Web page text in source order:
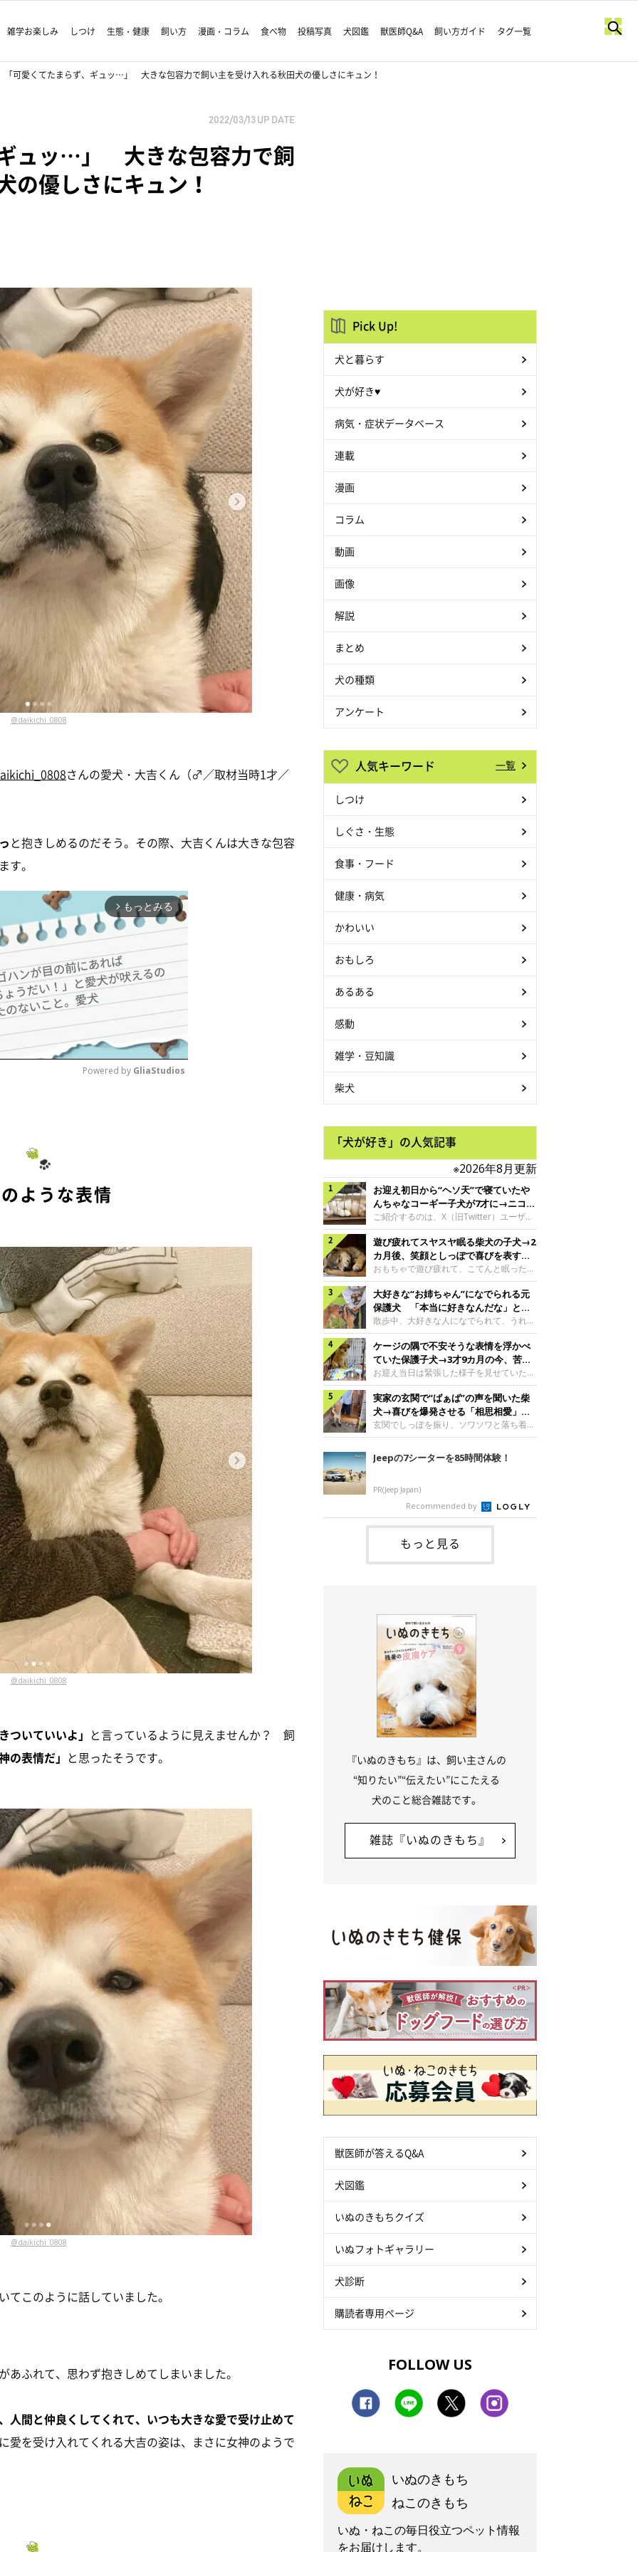
雑学お楽しみ しつけ 生態・健康 飼い方 漫画・コラム 食べ物 投稿写真 犬図鑑 獣医師Q&A 飼い方ガイド タグ一覧
「可愛くてたまらず、ギュッ…」 大きな包容力で飼い主を受け入れる秋田犬の優しさにキュン！
2022/03/13 UP DATE
ュッ…」 大きな包容力で飼
の優しさにキュン！
@daikichi_0808
さんの愛犬・大吉くん（♂／取材当時1才／
と抱きしめるのだそう。その際、大吉くんは大きな包容
す。
arrow_forward_ios もっとみる
Powered by GliaStudios
ような表情
@daikichi_0808
ついていいよ」 と言っているように見えませんか？ 飼
の表情だ」 と思ったそうです。
@daikichi_0808
このように話していました。
ふれて、思わず抱きしめてしまいました。
人間と仲良くしてくれて、いつも大きな愛で受け止めて
愛を受け入れてくれる大吉の姿は、まさに女神のようで
Pick Up!
犬と暮らす
犬が好き♥
病気・症状データベース
連載
漫画
コラム
動画
画像
解説
まとめ
犬の種類
アンケート
人気キーワード 一覧
しつけ
しぐさ・生態
食事・フード
健康・病気
かわいい
おもしろ
あるある
感動
雑学・豆知識
柴犬
「犬が好き」の人気記事
※2026年8月更新
お迎え初日から“ヘソ天”で寝ていたや
んちゃなコーギー子犬が7才に→ニコニ
コ“コーギースマイル”が魅力のコに成
長！
ご紹介するのは、X（旧Twitter）ユーザー
＠Kus1oKg2vsgdWS2さんの愛犬でウェル
シュ・コーギー・ペンブロークの神楽ちゃ
ん。今年の8月で7才になるという神楽ちゃ
んですが、いったいどんな子犬時代を過ご
したのでしょうか。今回は、神楽ちゃんの
成長を飼い主さんと振り返ります！神楽ち
ゃんの成長について聞いた！お迎えから数
日後の神楽ちゃん（撮影時生後2カ月）＠
Kus1oKg2vsgdWS2――お迎え当初の神楽
ちゃんの様子について教えてください。飼
い主さん： 「お迎え当日から“ヘソ天”で寝
るようなコでし
遊び疲れてスヤスヤ眠る柴犬の子犬→2
カ月後、笑顔としっぽで喜びを表すコ
に成長！
おもちゃで遊び疲れて、こてんと眠った子
犬。あれから2カ月、表情や行動にさまざ
まな変化が見られるようになりました。遊
び疲れて眠る生後2カ月のなっちゃん遊び
疲れた様子のなっちゃん。@Pkndg_紹介
するのは、X（旧Twitter）ユーザー
@Pkndg_さんの愛犬・なっちゃん（取材
時、生後4カ月／柴犬）。こちらの写真
は、なっちゃんが生後2カ月のころに撮影
された一枚です。この日、なっちゃんは家
族と一緒におもちゃで遊んでいました。た
くさん遊んで疲れたのか、その後は眠り始
めたそうです。眠るなっちゃん。
@Pkndg_
大好きな“お姉ちゃん”になでられる元
保護犬 「本当に好きなんだな」と感
じる表情にほっこり
散歩中、大好きな人になでられて、うれし
そうな表情を見せる元保護犬。甘えるよう
な姿に、見ているこちらまでほっこりしま
す。大好きな“お姉ちゃん”に甘える小次郎
くん妹さんになでてもらい、うれしそうな
表情を見せる小次郎くん（2026年6月撮
影）。@mika_Jimmy紹介するのは、X（旧
Twitter）ユーザー@mika_Jimmyさんの愛
犬・小次郎くん（撮影時5才）。こちら
は、飼い主さんの妹さんと一緒に散歩をし
日、飼い主さんは実家から自宅へ帰る途
ケージの隅で不安そうな表情を浮かべ
ていた保護子犬→3才9カ月の今、苦手
を克服し頼もしいコに成長！
お迎え当日は緊張した様子を見せていた元
野犬の保護子犬。あれから約3年半、苦手
だったことを一つひとつ克服し、家族に寄
り添う姿を見せています。お迎え当日、ケ
ージの隅で不安そうにお迎え当日のシルビ
アちゃん。@nemonemotos今回紹介する
のは、X（旧Twitter）ユーザー
@nemonemotosさんの愛犬・シルビアち
主さんが「#最初に撮った一枚」として投
稿した写真には、ケージの隅で不安そうな
表情を浮かべるシルビアちゃんの姿が写っ
ていました。こちらは、保護犬だったシル
実家の玄関で“ばぁば”の声を聞いた柴
犬→喜びを爆発させる「相思相愛」な
光景にほっこり
玄関でしっぽを振り、ソワソワと落ち着か
ない様子の柴犬。その先には、大好きな人
との再会が待っていました。玄関でソワソ
ワする福丸くんソワソワした様子を見せる
のは、X（旧Twitter）ユーザー
@totomo_fukumaruさんが投稿していた
動画。玄関でしっぽを振っているのは、愛
犬・福丸くん（撮影時11才／柴犬）です。
何やらソワソワしている様子が印象的です
が、それにはほっこりする理由がありまし
た。 玄関で聞こえた、うれしい声ばぁば
Jeepの7シーターを85時間体験！
PR(Jeep Japan)
Recommended by
もっと見る
『いぬのきもち』は、飼い主さんの
“知りたい”“伝えたい”にこたえる
犬のこと総合雑誌です。
雑誌『いぬのきもち』
獣医師が答えるQ&A
犬図鑑
いぬのきもちクイズ
いぬフォトギャラリー
犬診断
購読者専用ページ
FOLLOW US
いぬのきもち
ねこのきもち
いぬ・ねこの毎日役立つペット情報
をお届けします。